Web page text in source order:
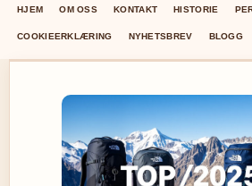
HJEM OM OSS KONTAKT HISTORIE
COOKIEERKLÆRING NYHETSBREV BLOGG